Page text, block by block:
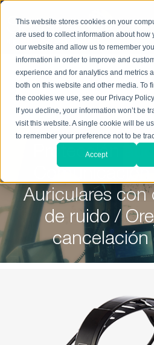
This website stores cookies on your
are used to collect information about how
our website and allow us to remember
information in order to improve and
experience and for analytics and metrics
both on this website and other media. To
the cookies we use, see our Privacy
If you decline, your information won’t be
visit this website. A single cookie will be
to remember your preference not to be
Accept
Protección
Auriculares con
de ruido /
cancelación